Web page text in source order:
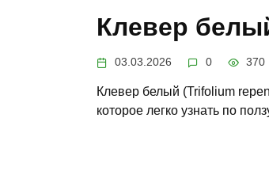
Клевер
03.03.2026 0 370
Клевер белый (Trifolium
которое легко узнать по